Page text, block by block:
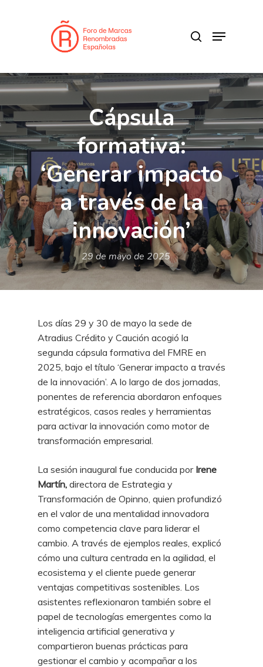
Menu
Cápsula
formativa:
‘Generar impacto
a través de la
innovación’
29 de mayo de 2025
Los días 29 y 30 de mayo la sede de
Atradius Crédito y Caución acogió la
segunda cápsula formativa del FMRE en
2025, bajo el título ‘Generar impacto a través
de la innovación’. A lo largo de dos jornadas,
ponentes de referencia abordaron enfoques
estratégicos, casos reales y herramientas
para activar la innovación como motor de
transformación empresarial.
La sesión inaugural fue conducida porIrene
Martín, directora de Estrategia y
Transformación de Opinno, quien profundizó
en el valor de una mentalidad innovadora
como competencia clave para liderar el
cambio. A través de ejemplos reales, explicó
cómo una cultura centrada en la agilidad, el
ecosistema y el cliente puede generar
ventajas competitivas sostenibles. Los
asistentes reflexionaron también sobre el
papel de tecnologías emergentes como la
inteligencia artificial generativa y
compartieron buenas prácticas para
gestionar el cambio y acompañar a los